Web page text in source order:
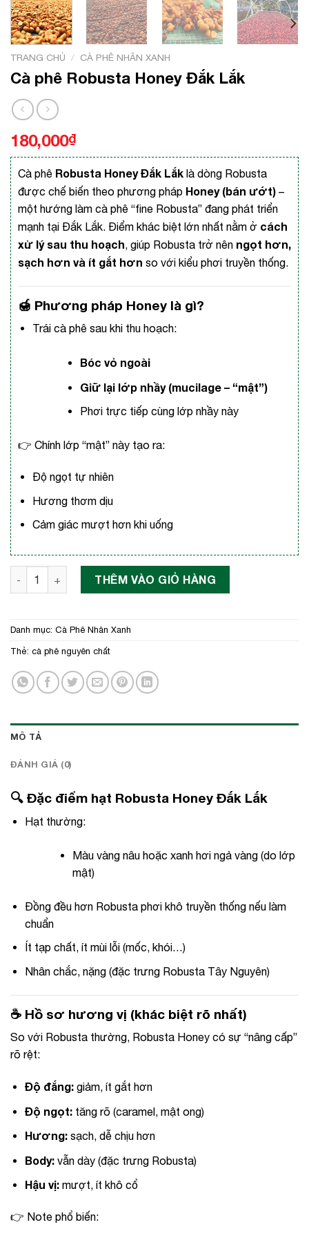
TRANG CHỦ / CÀ PHÊ NHÂN XANH
Cà phê Robusta Honey Đắk Lắk
180,000₫
Cà phê Robusta Honey Đắk Lắk là dòng Robusta
được chế biến theo phương pháp Honey (bán ướt) –
một hướng làm cà phê “fine Robusta” đang phát triển
mạnh tại Đắk Lắk. Điểm khác biệt lớn nhất nằm ở cách
xử lý sau thu hoạch, giúp Robusta trở nên ngọt hơn,
sạch hơn và ít gắt hơn so với kiểu phơi truyền thống.
🍯 Phương pháp Honey là gì?
Trái cà phê sau khi thu hoạch:
Bóc vỏ ngoài
Giữ lại lớp nhầy (mucilage – “mật”)
Phơi trực tiếp cùng lớp nhầy này
👉 Chính lớp “mật” này tạo ra:
Độ ngọt tự nhiên
Hương thơm dịu
Cảm giác mượt hơn khi uống
Cà phê Robusta Honey Đắk Lắk số lượng
THÊM VÀO GIỎ HÀNG
Danh mục: Cà Phê Nhân Xanh
Thẻ: cà phê nguyên chất
MÔ TẢ
ĐÁNH GIÁ (0)
🔍 Đặc điểm hạt Robusta Honey Đắk Lắk
Hạt thường:
Màu vàng nâu hoặc xanh hơi ngả vàng (do lớp
mật)
Đồng đều hơn Robusta phơi khô truyền thống nếu làm
chuẩn
Ít tạp chất, ít mùi lỗi (mốc, khói…)
Nhân chắc, nặng (đặc trưng Robusta Tây Nguyên)
☕ Hồ sơ hương vị (khác biệt rõ nhất)
So với Robusta thường, Robusta Honey có sự “nâng cấp”
rõ rệt:
Độ đắng:giảm, ít gắt hơn
Độ ngọt:tăng rõ (caramel, mật ong)
Hương:sạch, dễ chịu hơn
Body:vẫn dày (đặc trưng Robusta)
Hậu vị:mượt, ít khô cổ
👉 Note phổ biến: